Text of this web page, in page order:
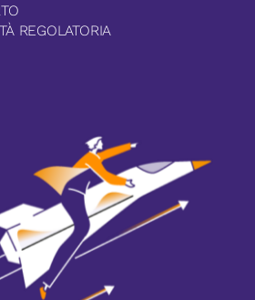
REGOLATORIA